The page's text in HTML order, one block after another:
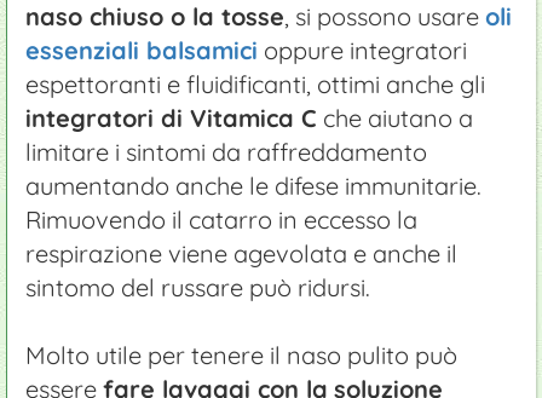
naso chiuso o la tosse, si possono usare oli
essenziali balsamici oppure integratori
espettoranti e fluidificanti, ottimi anche gli
integratori di Vitamica C che aiutano a
limitare i sintomi da raffreddamento
aumentando anche le difese immunitarie.
Rimuovendo il catarro in eccesso la
respirazione viene agevolata e anche il
sintomo del russare può ridursi.
Molto utile per tenere il naso pulito può
essere fare lavaggi con la soluzione